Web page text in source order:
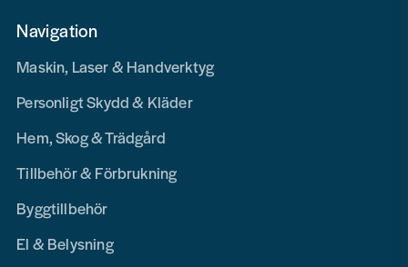
Navigation
Maskin, Laser & Handverktyg
Personligt Skydd & Kläder
Hem, Skog & Trädgård
Tillbehör & Förbrukning
Byggtillbehör
El & Belysning